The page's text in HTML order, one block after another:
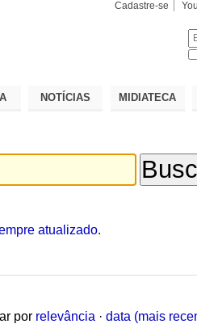
Cadastre-se
NOTÍCIAS MIDIATECA
atualizado.
por relevância · data (mais